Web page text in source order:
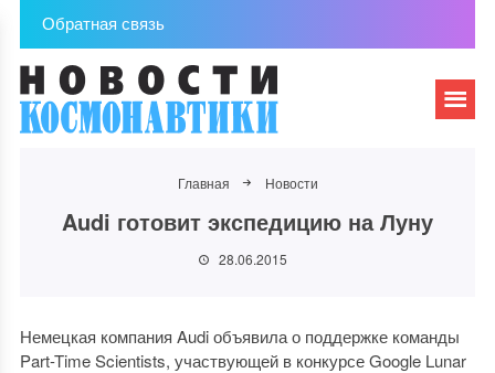
Обратная связь
Главная Новости
Audi готовит экспедицию на Луну
28.06.2015
Немецкая компания Audi объявила о поддержке команды
Part-Time Scientists, участвующей в конкурсе Google Lunar